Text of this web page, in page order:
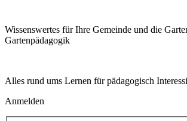
Wissenswertes für Ihre Gemeinde und die
Garten­pädagogik
Alles rund ums Lernen für pädagogisch
Anmelden